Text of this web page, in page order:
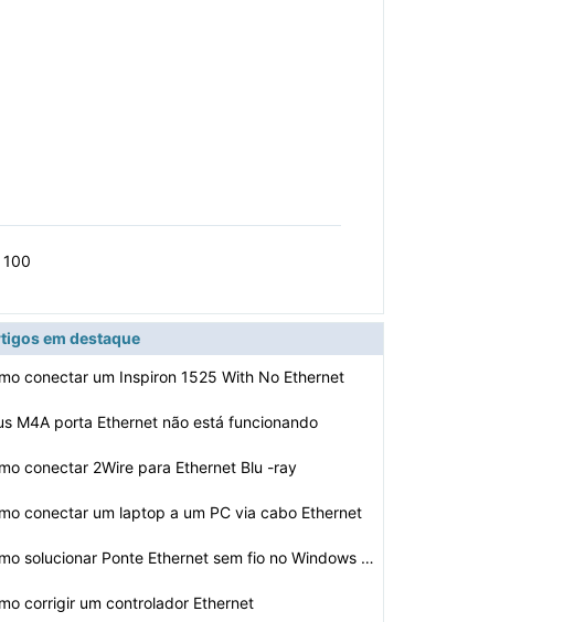
em destaque
conectar um Inspiron 1525 With No Ethernet
M4A porta Ethernet não está funcionando
conectar 2Wire para Ethernet Blu -ray
conectar um laptop a um PC via cabo Ethernet
Como solucionar Ponte Ethernet sem fio no Windows XP
corrigir um controlador Ethernet